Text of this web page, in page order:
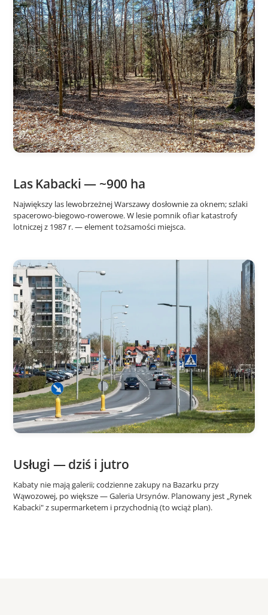
Las Kabacki — ~900 ha
Największy las lewobrzeżnej Warszawy dosłownie za oknem; szlaki
spacerowo-biegowo-rowerowe. W lesie pomnik ofiar katastrofy
lotniczej z 1987 r. — element tożsamości miejsca.
Usługi — dziś i jutro
Kabaty nie mają galerii; codzienne zakupy na Bazarku przy
Wąwozowej, po większe — Galeria Ursynów. Planowany jest „Rynek
Kabacki" z supermarketem i przychodnią (to wciąż plan).